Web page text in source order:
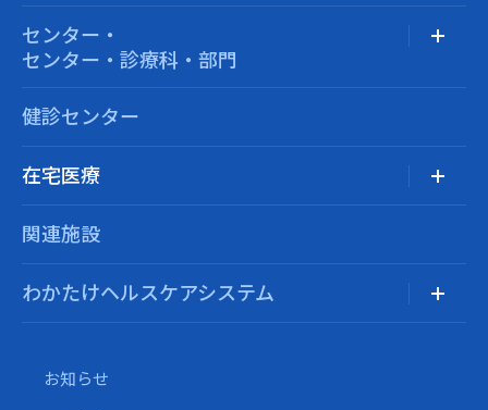
センター・
センター・診療科・部門
健診センター
在宅医療
関連施設
わかたけヘルスケアシステム
お知らせ